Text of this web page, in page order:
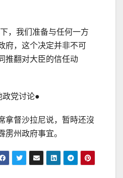
，我们准备与任何一方
府，这个决定并非不可
推翻对大臣的信任动
政党讨论●
拿督沙拉尼说，暂時还沒
雳州政府事宜。